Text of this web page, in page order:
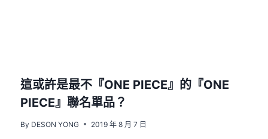
這或許是最不『ONE PIECE』的『ONE
PIECE』聯名單品？
By DESON YONG 2019 年 8 月 7 日